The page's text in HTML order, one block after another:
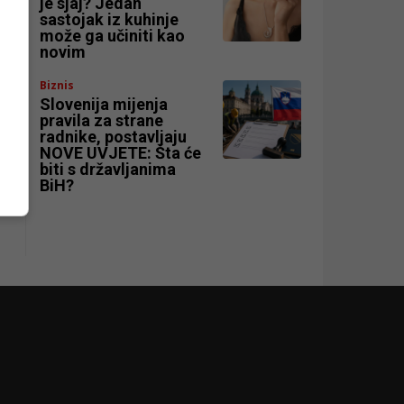
sastojak iz kuhinje
može ga učiniti kao
novim
Biznis
Slovenija mijenja
pravila za strane
radnike, postavljaju
NOVE UVJETE: Šta će
biti s državljanima
BiH?